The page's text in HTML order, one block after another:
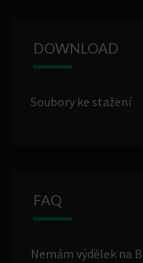
DOWNLOAD
Soubory ke stažení
FAQ
Nemám výdělek na